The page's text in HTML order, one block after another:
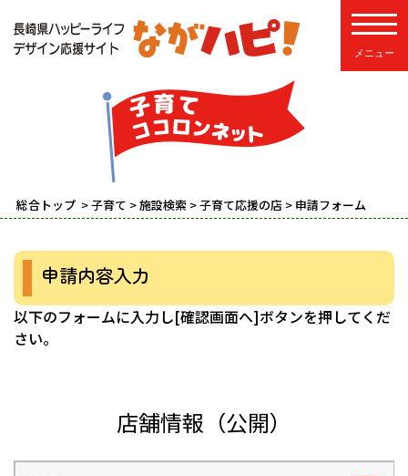
総合トップ >子育て >施設検索 >子育て応援の店 > 申請フォーム
申請内容入力
以下のフォームに入力し[確認画面へ]ボタンを押してくだ
さい。
店舗情報（公開）